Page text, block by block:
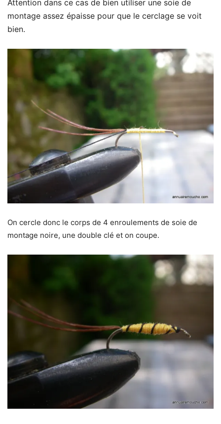
Attention dans ce cas de bien utiliser une soie de
montage assez épaisse pour que le cerclage se voit
bien.
On cercle donc le corps de 4 enroulements de soie de
montage noire, une double clé et on coupe.